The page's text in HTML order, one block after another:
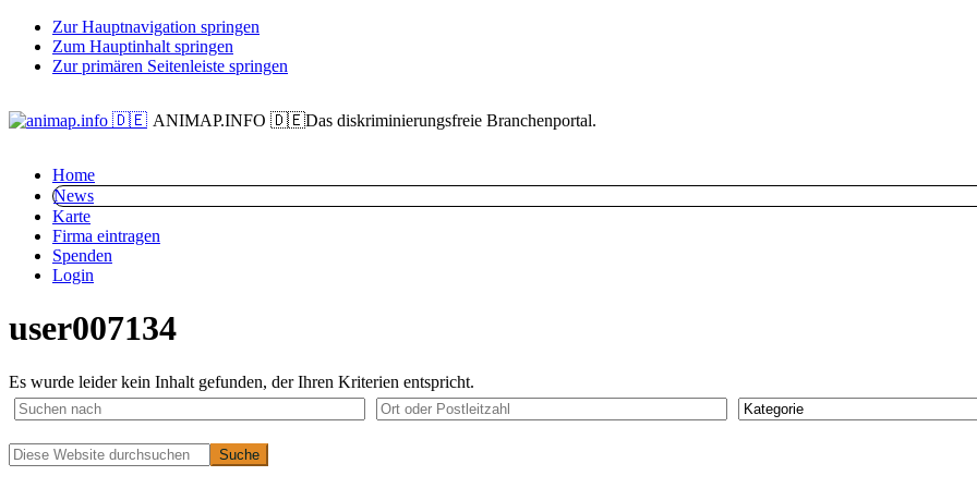
Zur Hauptnavigation springen
Zum Hauptinhalt springen
Zur primären Seitenleiste springen
ANIMAP.INFO 🇩🇪Das diskriminierungsfreie Branchenportal.
Home
News
Karte
Firma eintragen
Spenden
Login
user007134
Es wurde leider kein Inhalt gefunden, der Ihren Kriterien entspricht.
Primäre
Diese
Website